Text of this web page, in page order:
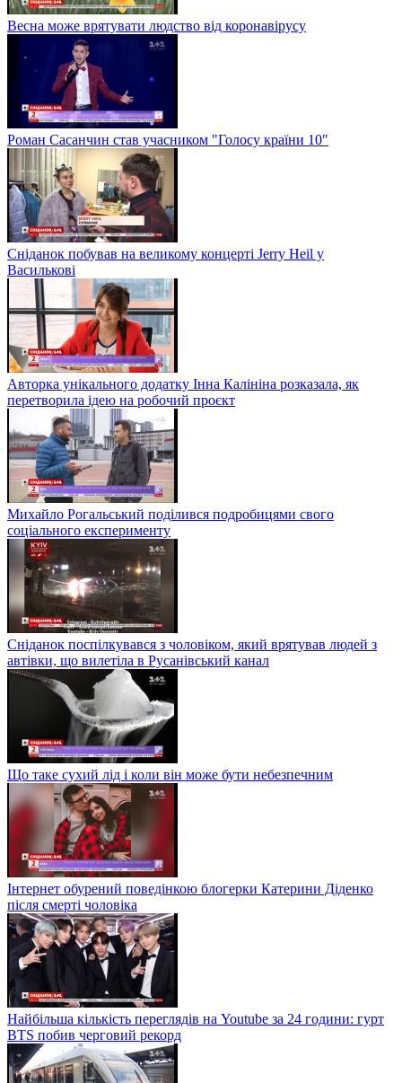
Весна може врятувати людство від коронавірусу
Роман Сасанчин став учасником "Голосу країни 10"
Сніданок побував на великому концерті Jerry Heil у
Василькові
Авторка унікального додатку Інна Калініна розказала, як
перетворила ідею на робочий проєкт
Михайло Рогальський поділився подробицями свого
соціального експерименту
Сніданок поспілкувався з чоловіком, який врятував людей з
автівки, що вилетіла в Русанівський канал
Що таке сухий лід і коли він може бути небезпечним
Інтернет обурений поведінкою блогерки Катерини Діденко
після смерті чоловіка
Найбільша кількість переглядів на Youtube за 24 години: гурт
BTS побив черговий рекорд